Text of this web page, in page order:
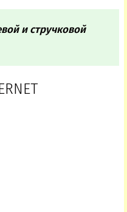
и стручковой